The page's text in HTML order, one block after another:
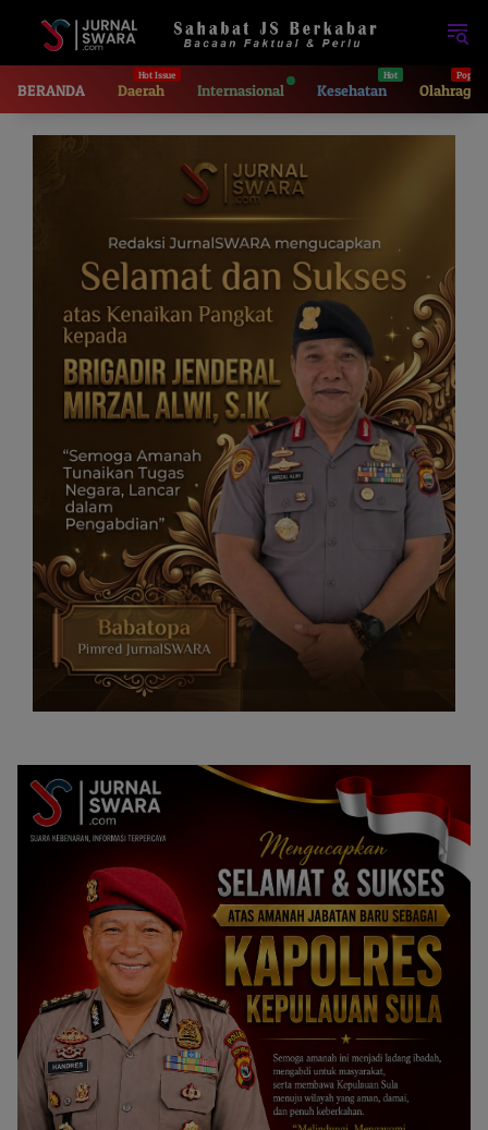
BERANDA Daerah Internasional Kesehatan Olahraga